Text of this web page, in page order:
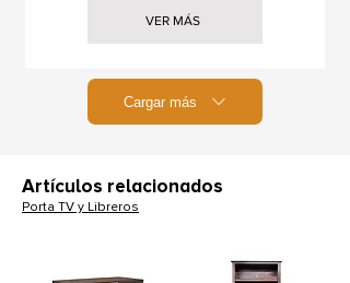
VER MÁS
Cargar más
Artículos relacionados
Porta TV y Libreros